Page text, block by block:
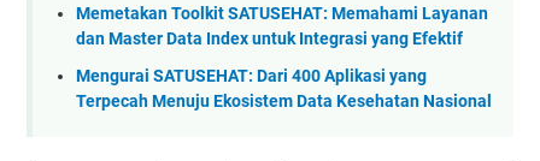
Memetakan Toolkit SATUSEHAT: Memahami Layanan
dan Master Data Index untuk Integrasi yang Efektif
Mengurai SATUSEHAT: Dari 400 Aplikasi yang
Terpecah Menuju Ekosistem Data Kesehatan Nasional